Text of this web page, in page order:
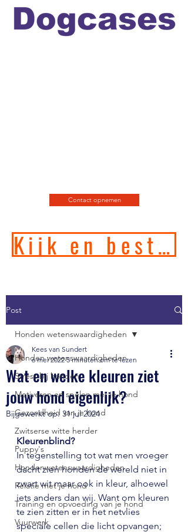
Contact opnemen
Kijk en bestel in onze online hondenwinkel!!
Post
Honden wetenswaardigheden
Stress bij honden
Motiveren en spelen met je hond
Gezondheid van je hond
Zwitserse witte herder
Puppy's
Hondenwetenswaardigheden
Relatie met je hond
Training en opvoeding van je hond
Vuurwerk
Honden wetenswaardigheden
Wat en welke kleuren ziet
jouw hond eigenlijk?
Kees van Sundert
6 mei 2022 5 minuten om te lezen
Bijgewerkt op: 31 jul 2024
Kleurenblind?
In tegenstelling tot wat men vroeger
dacht zien honden de wereld niet in
zwart wit maar ook in kleur, alhoewel
iets anders dan wij. Want om kleuren
te zien zitten er in het netvlies
speciale cellen die licht opvangen;